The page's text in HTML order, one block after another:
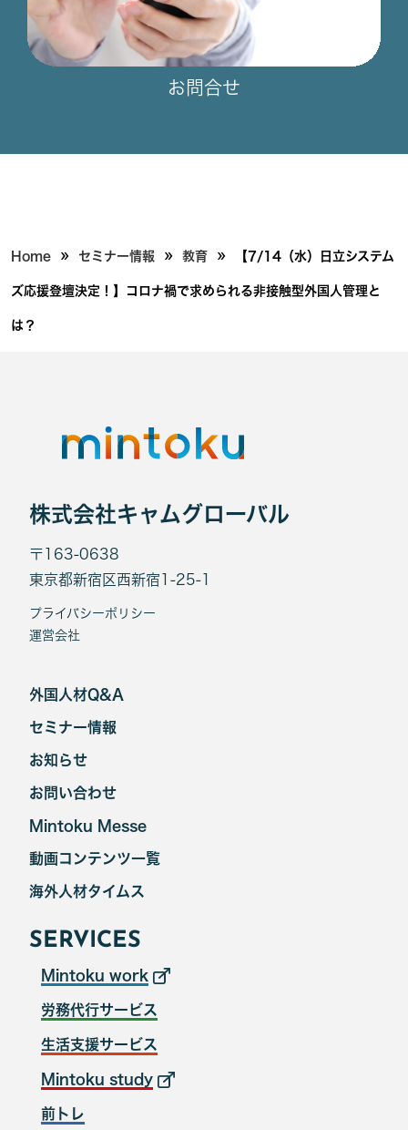
お問合せ
Home » セミナー情報 » 教育 » 【7/14（水）日立システム
ズ応援登壇決定！】コロナ禍で求められる非接触型外国人管理と
は？
株式会社キャムグローバル
〒163-0638
東京都新宿区西新宿1-25-1
プライバシーポリシー
運営会社
外国人材Q&A
セミナー情報
お知らせ
お問い合わせ
Mintoku Messe
海外人材タイムス
動画コンテンツ一覧
SERVICES
Mintoku work
労務代行サービス
生活支援サービス
Mintoku study
前トレ